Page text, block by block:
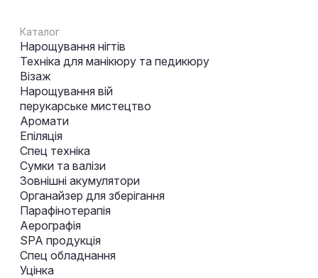
Каталог
Нарощування нігтів
Техніка для манікюру та педикюру
Візаж
Нарощування вій
перукарське мистецтво
Аромати
Епіляція
Спец техніка
Сумки та валізи
Зовнішні акумулятори
Органайзер для зберігання
Парафінотерапія
Аерографія
SPA продукція
Спец обладнання
Уцінка